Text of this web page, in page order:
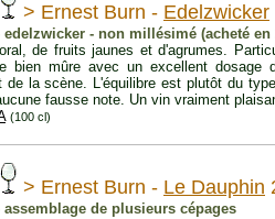
> Ernest Burn - Edelzwicker
edelzwicker - non millésimé (acheté en
de fruits jaunes et d'agrumes.
bien mûre avec un excellent dosage
de la scène. L'équilibre est plutôt du
fausse note. Un vin vraiment
(100 cl)
> Ernest Burn - Le Dauphin
assemblage de plusieurs cépages